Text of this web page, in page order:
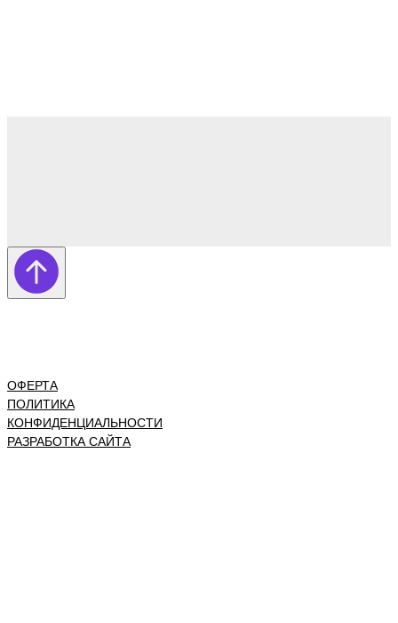
ОФЕРТА
ПОЛИТИКА
КОНФИДЕНЦИАЛЬНОСТИ
РАЗРАБОТКА САЙТА